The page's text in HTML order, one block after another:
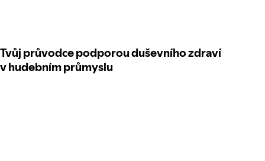
Tvůj průvodce podporou duševního zdraví
v hudebním průmyslu